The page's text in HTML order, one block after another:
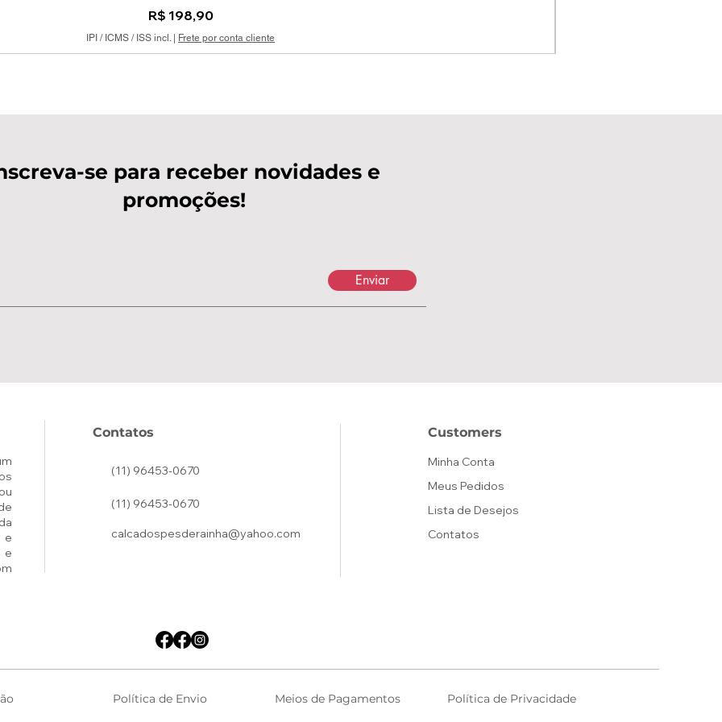
Preço
R$ 198,90
IPI / ICMS / ISS incl.| Frete por conta cliente
se para receber novidades e
promoções!
Enviar
e
e
Contatos
(11) 96453-0670
(11) 96453-0670
calcadospesderainha@yahoo.com
Customers
Minha Conta
Meus Pedidos
Lista de Desejos
Contatos
Política de Envio Meios de Pagamentos Política de Privacidade